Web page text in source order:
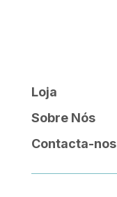
Loja
Sobre Nós
Contacta-nos